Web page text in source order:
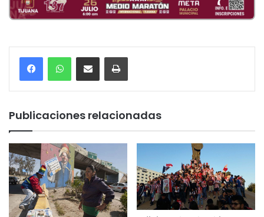
Compartir por correo electrónicoImprimir
Publicaciones relacionadas